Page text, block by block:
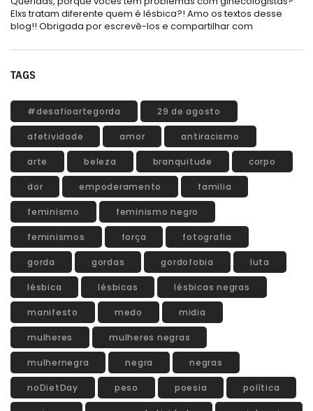
Elxs tratam diferente quem é lésbica?! Amo os textos desse
blog!! Obrigada por escrevê-los e compartilhar com
TAGS
#desafioartegorda 29 de agosto
afetividade amor antiracismo
arte beleza branquitude corpo
dor empoderamento familia
feminismo feminismo negro
feminismos força fotografia
gorda gordas gordofobia luta
lésbica lésbicas lésbicas negras
manifesto medo midia
mulheres mulheres negras
mulhernegra negra negras
noDietDay peso poesia política